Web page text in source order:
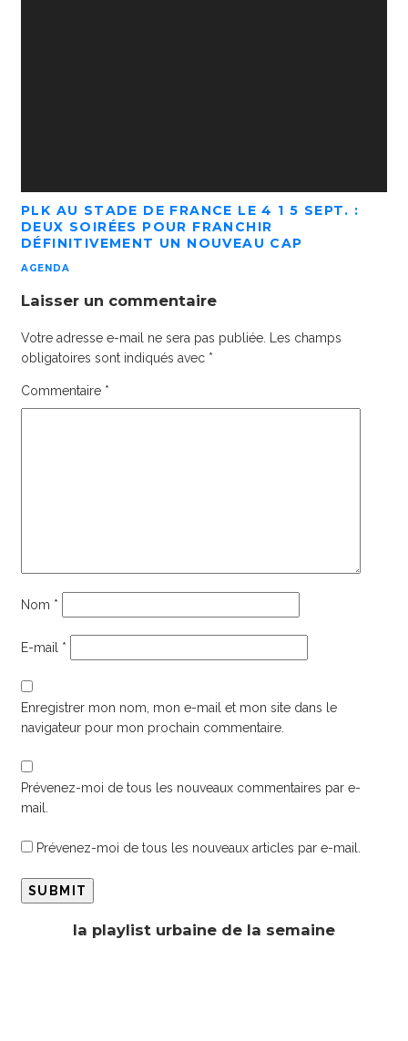
PLK AU STADE DE FRANCE LE 4 1 5 SEPT. :
DEUX SOIRÉES POUR FRANCHIR
DÉFINITIVEMENT UN NOUVEAU CAP
AGENDA
Laisser un commentaire
Votre adresse e-mail ne sera pas publiée.
Les champs
obligatoires sont indiqués avec *
Commentaire *
Nom *
E-mail *
Enregistrer mon nom, mon e-mail et mon site dans le
navigateur pour mon prochain commentaire.
Prévenez-moi de tous les nouveaux commentaires par e-
mail.
Prévenez-moi de tous les nouveaux articles par e-mail.
la playlist urbaine de la semaine